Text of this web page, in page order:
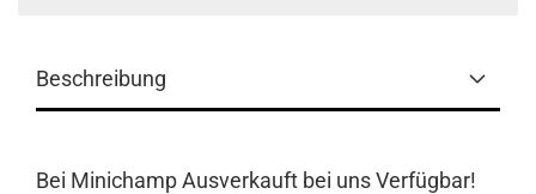
Beschreibung
Bei Minichamp Ausverkauft bei uns Verfügbar!